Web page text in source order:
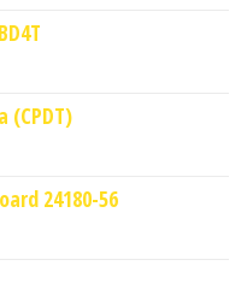
(CPDT)
24180-56